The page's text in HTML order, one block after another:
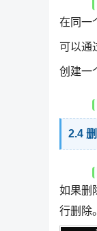
在同一
可以通
创建一
2.4
如果删
行删除。